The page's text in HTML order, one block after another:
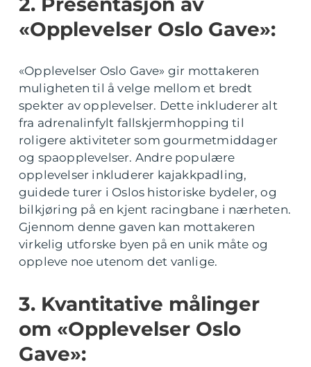
«Opplevelser Oslo Gave»:
«Opplevelser Oslo Gave» gir mottakeren
muligheten til å velge mellom et bredt
spekter av opplevelser. Dette inkluderer alt
fra adrenalinfylt fallskjermhopping til
roligere aktiviteter som gourmetmiddager
og spaopplevelser. Andre populære
opplevelser inkluderer kajakkpadling,
guidede turer i Oslos historiske bydeler, og
bilkjøring på en kjent racingbane i nærheten.
Gjennom denne gaven kan mottakeren
virkelig utforske byen på en unik måte og
oppleve noe utenom det vanlige.
3. Kvantitative målinger
om «Opplevelser Oslo
Gave»: